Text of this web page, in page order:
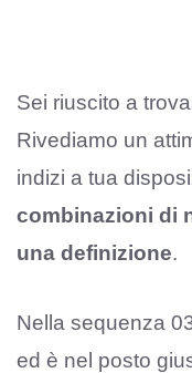
Sei riuscito a
Rivediamo un
indizi a tua
combinazioni di
una definizione.
Nella sequenza
ed è nel posto